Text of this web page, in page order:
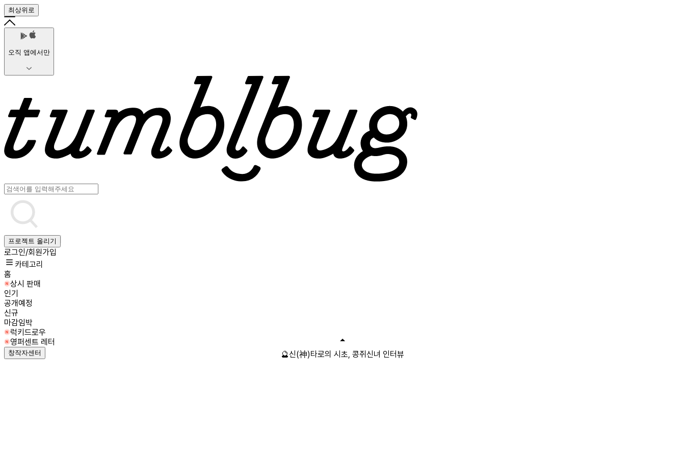
최상위로
오직 앱에서만
프로젝트 올리기
로그인/회원가입
카테고리
홈
상시 판매
인기
공개예정
신규
마감임박
럭키드로우
영퍼센트 레터
창작자센터 🔮신(神)타로의 시초, 콩쥐신녀 인터뷰